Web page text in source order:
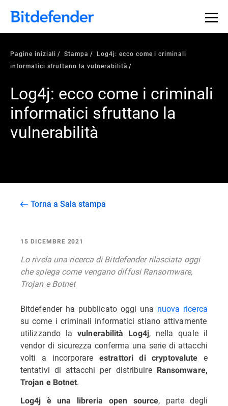
Pagine iniziali Stampa
Log4j: ecco come i criminali
informatici sfruttano la vulnerabilità
Log4j: ecco come i criminali
informatici sfruttano la
vulnerabilità
Torna a Sala stampa
15 DICEMBRE 2021
Lo rivela una ricerca di Bitdefender rilasciata oggi
che spiega come vengano diffusi Ransomware,
Trojan e Botnet
Bitdefender ha pubblicato oggi una nuova ricerca
su come i criminali informatici stiano attivamente
utilizzando lavulnerabilità Log4j, nella quale il
vendor di sicurezza conferma una serie di attacchi
volti a incorporareestrattori di cryptovalute e
tentativi di attacchi per distribuire Ransomware,
Trojan e Botnet.
Log4j è una libreria open source, parte degli